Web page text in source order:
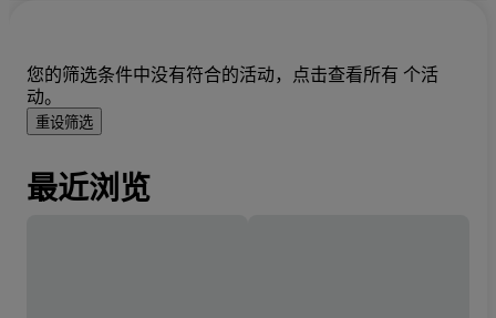
您的筛选条件中没有符合的活动，点击查看所有 个活
动。
重设筛选
最近浏览